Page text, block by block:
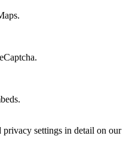
privacy settings in detail on our